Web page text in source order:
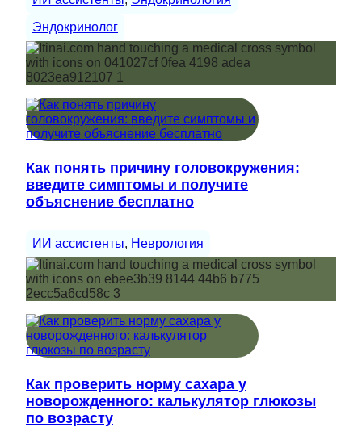
Эндокринолог
Как понять причину головокружения:
введите симптомы и получите
объяснение бесплатно
ИИ ассистенты, Неврология
Как проверить норму сахара у
новорожденного: калькулятор глюкозы
по возрасту